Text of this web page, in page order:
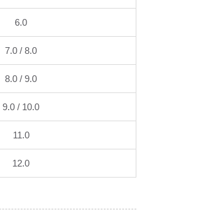
6.0
7.0 / 8.0
8.0 / 9.0
9.0 / 10.0
11.0
12.0